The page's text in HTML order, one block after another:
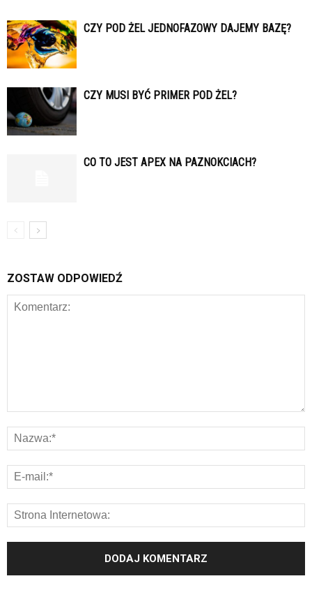
CZY POD ŻEL JEDNOFAZOWY DAJEMY BAZĘ?
CZY MUSI BYĆ PRIMER POD ŻEL?
CO TO JEST APEX NA PAZNOKCIACH?
ZOSTAW ODPOWIEDŹ